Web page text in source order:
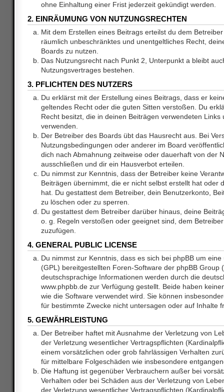
ohne Einhaltung einer Frist jederzeit gekündigt werden.
2. EINRÄUMUNG VON NUTZUNGSRECHTEN
Mit dem Erstellen eines Beitrags erteilst du dem
räumlich unbeschränktes und unentgeltliches Recht,
Boards zu nutzen.
Das Nutzungsrecht nach Punkt 2, Unterpunkt a bleibt
Nutzungsvertrages bestehen.
3. PFLICHTEN DES NUTZERS
Du erklärst mit der Erstellung eines Beitrags, dass er
geltendes Recht oder die guten Sitten verstoßen. Du
Recht besitzt, die in deinen Beiträgen verwendeten Links
verwenden.
Der Betreiber des Boards übt das Hausrecht aus. Bei
Nutzungsbedingungen oder anderer im Board
dich nach Abmahnung zeitweise oder dauerhaft von der
ausschließen und dir ein Hausverbot erteilen.
Du nimmst zur Kenntnis, dass der Betreiber keine
Beiträgen übernimmt, die er nicht selbst erstellt hat oder
hat. Du gestattest dem Betreiber, dein Benutzerkonto,
zu löschen oder zu sperren.
Du gestattest dem Betreiber darüber hinaus, deine
o. g. Regeln verstoßen oder geeignet sind, dem
zuzufügen.
4. GENERAL PUBLIC LICENSE
Du nimmst zur Kenntnis, dass es sich bei phpBB um
(GPL) bereitgestellten Foren-Software der phpBB Group
deutschsprachige Informationen werden durch die
www.phpbb.de zur Verfügung gestellt. Beide haben
wie die Software verwendet wird. Sie können
für bestimmte Zwecke nicht untersagen oder auf Inhalte
5. GEWÄHRLEISTUNG
Der Betreiber haftet mit Ausnahme der Verletzung von
der Verletzung wesentlicher Vertragspflichten
einem vorsätzlichen oder grob fahrlässigen Verhalten
für mittelbare Folgeschäden wie insbesondere
Die Haftung ist gegenüber Verbrauchern außer bei
Verhalten oder bei Schäden aus der Verletzung von
der Verletzung wesentlicher Vertragspflichten